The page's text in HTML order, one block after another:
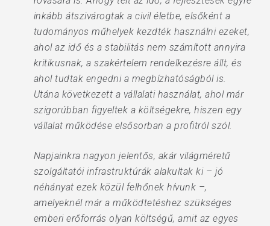
inkább átszivárogtak a civil életbe, elsőként a
tudományos műhelyek kezdték használni ezeket,
ahol az idő és a stabilitás nem számított annyira
kritikusnak, a szakértelem rendelkezésre állt, és
ahol tudtak engedni a megbízhatóságból is.
Utána következett a vállalati használat, ahol már
szigorúbban figyeltek a költségekre, hiszen egy
vállalat működése elsősorban a profitról szól.
Napjainkra nagyon jelentős, akár világméretű
szolgáltatói infrastruktúrák alakultak ki – jó
néhányat ezek közül felhőnek hívunk –,
amelyeknél már a működtetéshez szükséges
emberi erőforrás olyan költségű, amit az egyes